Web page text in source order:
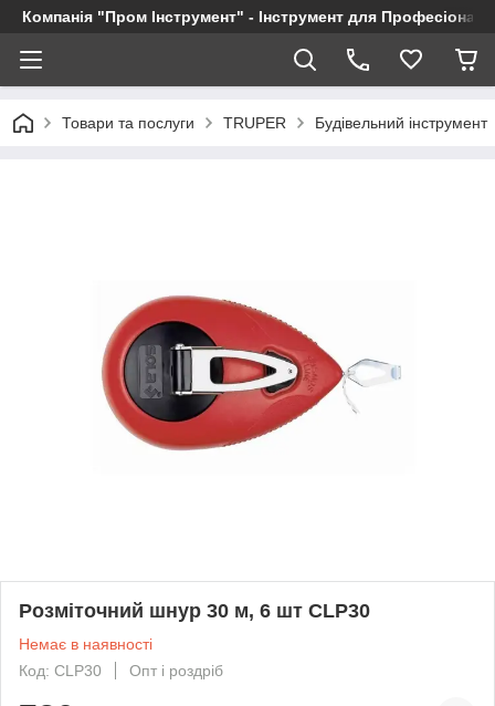
Компанія "Пром Інструмент" - Інструмент для
Товари та послуги TRUPER Будівельний інструмент
Розміточний шнур 30 м, 6 шт CLP30
Немає в наявності
Код: CLP30
Опт і роздріб